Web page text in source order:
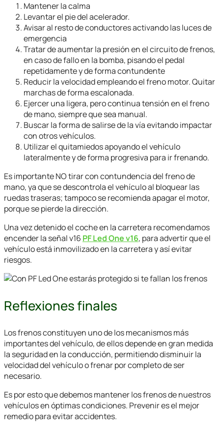
Mantener la calma
Levantar el pie del acelerador.
Avisar al resto de conductores activando las luces de
emergencia
Tratar de aumentar la presión en el circuito de frenos,
en caso de fallo en la bomba, pisando el pedal
repetidamente y de forma contundente
Reducir la velocidad empleando el freno motor. Quitar
marchas de forma escalonada.
Ejercer una ligera, pero continua tensión en el freno
de mano, siempre que sea manual.
Buscar la forma de salirse de la vía evitando impactar
con otros vehículos.
Utilizar el quitamiedos apoyando el vehículo
lateralmente y de forma progresiva para ir frenando.
Es importante NO tirar con contundencia del freno de
mano, ya que se descontrola el vehículo al bloquear las
ruedas traseras; tampoco se recomienda apagar el motor,
porque se pierde la dirección.
Una vez detenido el coche en la carretera recomendamos
encender la señal v16 PF Led One v16, para advertir que el
vehículo está inmovilizado en la carretera y así evitar
riesgos.
Reflexiones finales
Los frenos constituyen uno de los mecanismos más
importantes del vehículo, de ellos depende en gran medida
la seguridad en la conducción, permitiendo disminuir la
velocidad del vehículo o frenar por completo de ser
necesario.
Es por esto que debemos mantener los frenos de nuestros
vehículos en óptimas condiciones. Prevenir es el mejor
remedio para evitar accidentes.